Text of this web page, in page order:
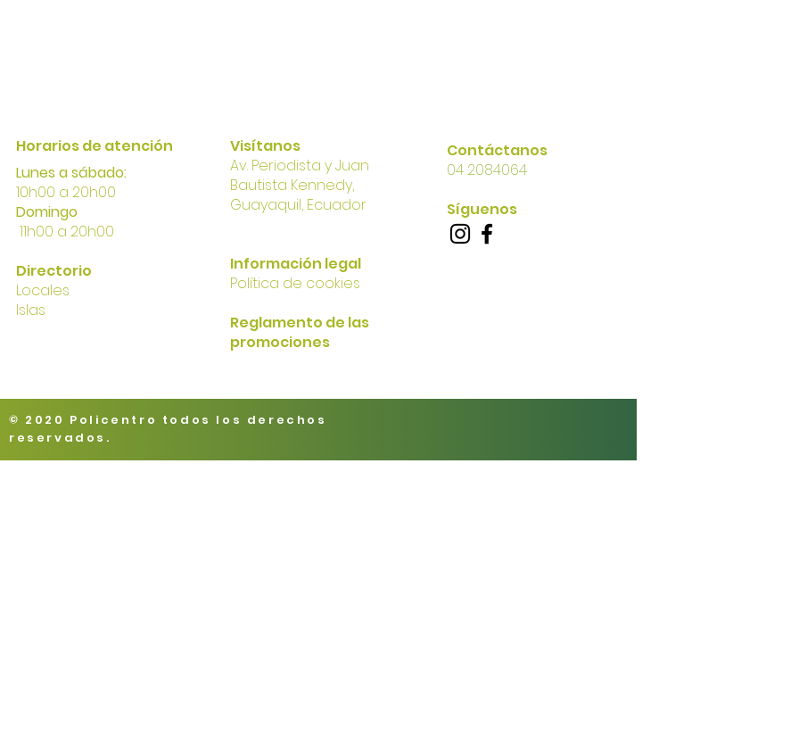
Horarios de atención
Lunes a sábado:
10h00 a 20h00
Domingo
11h00 a 20h00
Directorio
Locales
Islas
Visítanos
Av. Periodista y Juan
Bautista Kennedy,
Guayaquil, Ecuador
Información legal
Política de cookies
Reglamento de las
promociones
Contáctanos
04 2084064
Síguenos
© 2020 Policentro todos los derechos
reservados.